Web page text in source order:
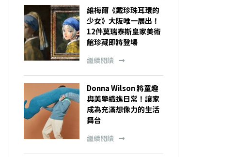
維梅爾《戴珍珠耳環的
少女》大阪唯一展出！
12件莫瑞泰斯皇家美術
館珍藏即將登場
繼續閱讀
Donna Wilson 將童趣
與美學織進日常！讓家
成為充滿想像力的生活
舞台
繼續閱讀